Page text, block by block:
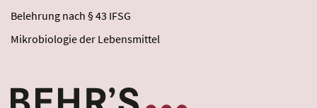
Belehrung nach § 43 IFSG
Mikrobiologie der Lebensmittel